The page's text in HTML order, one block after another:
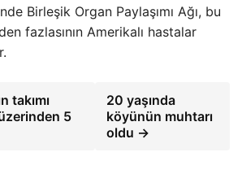
Birleşik Organ Paylaşımı Ağı, bu
fazlasının Amerikalı hastalar
takımı
5
20 yaşında
köyünün muhtarı
oldu →